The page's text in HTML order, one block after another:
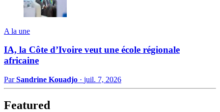
A la une
IA, la Côte d’Ivoire veut une école régionale
africaine
ParSandrine Kouadjo · juil. 7, 2026
Featured